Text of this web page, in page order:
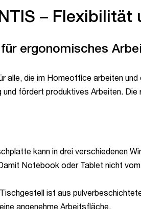
–
ergonomisches
alle, die im Homeoffice arbeiten
und fördert produktives Arbeiten.
kann in drei verschiedenen
Notebook oder Tablet nicht
ist aus
angenehme Arbeitsfläche.